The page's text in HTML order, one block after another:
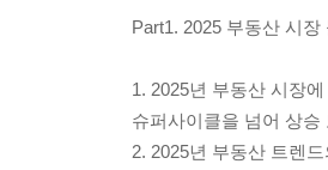
Part1. 2025 부동산 시장
1. 2025년 부동산 시장
슈퍼사이클을 넘어 상승
2. 2025년 부동산 트렌